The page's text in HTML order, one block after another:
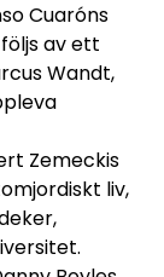
Cuaróns
av ett
Wandt,
Zemeckis
liv,